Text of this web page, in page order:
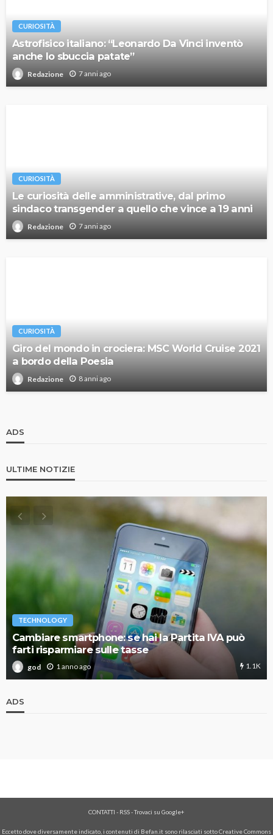
CURIOSITÀ
Astrofisico italiano: “Leonardo Da Vinci inventò
anche lo sbuccia patate”
Redazione 7 anni ago
CURIOSITÀ
Le curiosità delle amministrative, dal primo
sindaco transgender a quello che vince a 19 anni
Redazione 7 anni ago
CURIOSITÀ
Giro del mondo in crociera: MSC World Cruise 2021
a bordo della Poesia
Redazione 8 anni ago
ADS
ULTIME NOTIZIE
TECHNOLOGY
Cambiare smartphone: se hai la Partita IVA può
farti risparmiare sulle tasse
god 1 anno ago 1.1K
ADS
CONTATTI - RSS-Trovaci su Google+
Eccetto dove diversamente indicato, i contenuti di Befan.it sono rilasciati sotto Creative Commons